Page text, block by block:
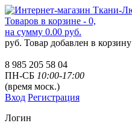
Товаров в корзине - 0,
на сумму 0.00 руб.
руб. Товар добавлен в корзину
8 985 205 58 04
ПН-СБ 10:00-17:00
(время моск.)
Вход Регистрация
Логин